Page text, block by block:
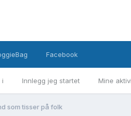
i Innlegg jeg startet Mine
Facebook
som tisser på folk